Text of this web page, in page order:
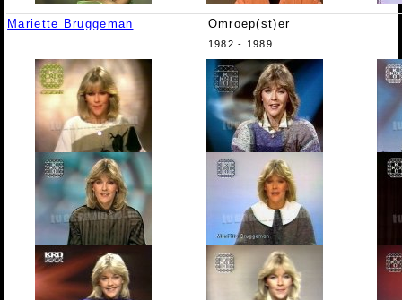
Mariette Bruggeman Omroep(st)er
1982 - 1989